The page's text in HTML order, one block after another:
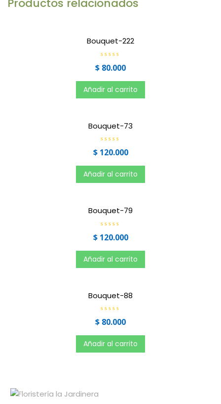
Productos relacionados
Bouquet-222
V
a
o
r
a
d
d
5
$ 80.000
Añadir al carrito
Bouquet-73
V
a
o
r
a
d
d
5
$120.000
Añadir al carrito
Bouquet-79
V
a
o
r
a
d
d
5
$120.000
Añadir al carrito
Bouquet-88
V
a
o
r
a
d
$ 80.000
Añadir al carrito